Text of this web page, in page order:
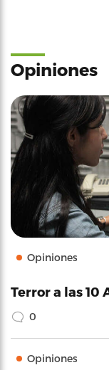
Opiniones
Opiniones
Terror a las 10
0
Opiniones